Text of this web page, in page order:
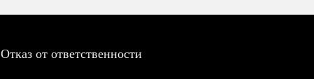
Отказ от ответственности